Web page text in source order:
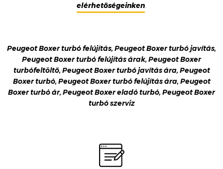
elérhetőségeinken.
Peugeot Boxer turbó felújítás, Peugeot Boxer turbó javítás,
Peugeot Boxer turbó felújítás árak, Peugeot Boxer
turbófeltöltő, Peugeot Boxer turbó javítás ára, Peugeot
Boxer turbó, Peugeot Boxer turbó felújítás ára, Peugeot
Boxer turbó ár, Peugeot Boxer eladó turbó, Peugeot Boxer
turbó szerviz